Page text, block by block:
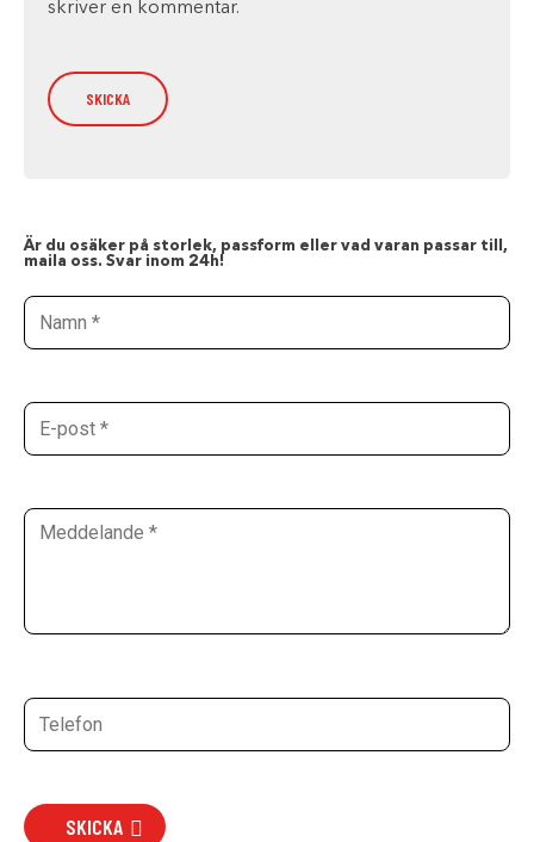
skriver en kommentar.
Är du osäker på storlek, passform eller vad varan passar till,
maila oss. Svar inom 24h!
SKICKA